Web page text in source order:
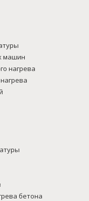
машин
нагрева
бетона